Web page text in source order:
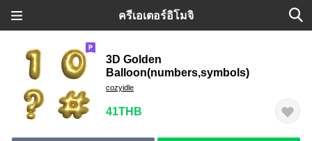
ครีเอเตอร์อิโมจิ
3D Golden
Balloon(numbers,symbols)
cozyidle
41THB